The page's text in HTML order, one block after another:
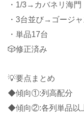
・1/3→カバネリ海門
・3台並び→ゴージャ
・単品17台
🎲修正済み
💡要点まとめ
◆傾向①:列高配分
◆傾向②:各列単品以